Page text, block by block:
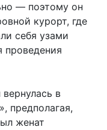
— поэтому он
курорт, где
себя узами
проведения
в
предполагая,
женат